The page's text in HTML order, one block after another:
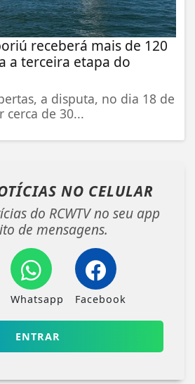
receberá mais de 120
a terceira etapa do
a disputa, no dia 18 de
de 30...
NO CELULAR
do RCWTV no seu app
de mensagens.
Whatsapp Facebook
ENTRAR